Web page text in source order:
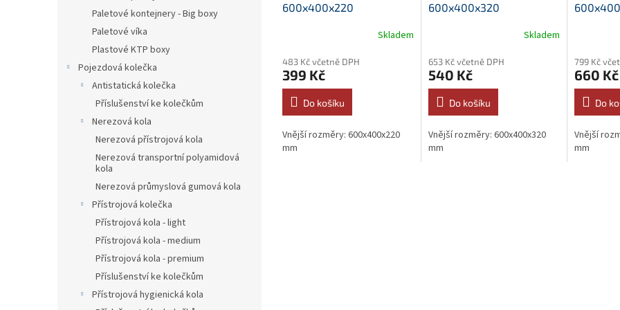
Paletové kontejnery - Big boxy
Paletové víka
Plastové KTP boxy
Pojezdová kolečka
Antistatická kolečka
Příslušenství ke kolečkům
Nerezová kola
Nerezová přístrojová kola
Nerezová transportní polyamidová
kola
Nerezová průmyslová gumová kola
Přístrojová kolečka
Přístrojová kola - light
Přístrojová kola - medium
Přístrojová kola - premium
Příslušenství ke kolečkům
Přístrojová hygienická kola
600x400x220
Skladem
483 Kč včetně DPH
399 Kč
Do košíku
Vnější rozměry: 600x400x220
mm
600x400x320
Skladem
653 Kč včetně DPH
540 Kč
Do košíku
Vnější rozměry: 600x400x320
mm
799 Kč
660 Kč
Do
Vnější
mm